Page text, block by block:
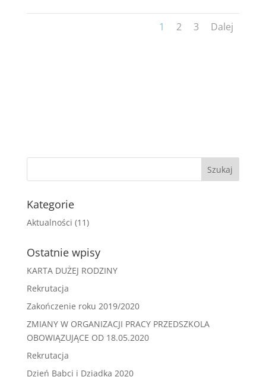
1 2 3 Dalej
Kategorie
Aktualności (11)
Ostatnie wpisy
KARTA DUŻEJ RODZINY
Rekrutacja
Zakończenie roku 2019/2020
ZMIANY W ORGANIZACJI PRACY PRZEDSZKOLA
OBOWIĄZUJĄCE OD 18.05.2020
Rekrutacja
Dzień Babci i Dziadka 2020